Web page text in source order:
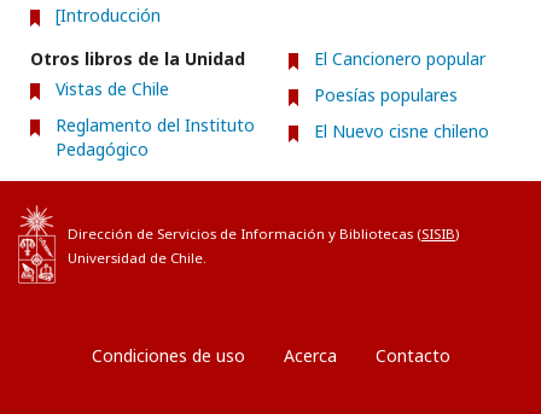
[Introducción
Otros libros de la Unidad
Vistas de Chile
Reglamento del Instituto
Pedagógico
El Cancionero popular
Poesías populares
El Nuevo cisne chileno
Dirección de Servicios de Información y Bibliotecas (SISIB)
Universidad de Chile.
Condiciones de uso Acerca Contacto